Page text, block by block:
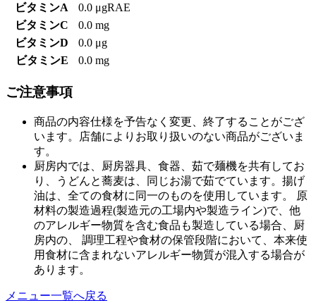
ビタミンA
0.0 μgRAE
ビタミンC
0.0 mg
ビタミンD
0.0 μg
ビタミンE
0.0 mg
ご注意事項
商品の内容仕様を予告なく変更、終了することがござ
います。店舗によりお取り扱いのない商品がございま
す。
厨房内では、厨房器具、食器、茹で麺機を共有してお
り、うどんと蕎麦は、同じお湯で茹でています。揚げ
油は、全ての食材に同一のものを使用しています。 原
材料の製造過程(製造元の工場内や製造ライン)で、他
のアレルギー物質を含む食品も製造している場合、厨
房内の、 調理工程や食材の保管段階において、本来使
用食材に含まれないアレルギー物質が混入する場合が
あります。
メニュー一覧へ戻る